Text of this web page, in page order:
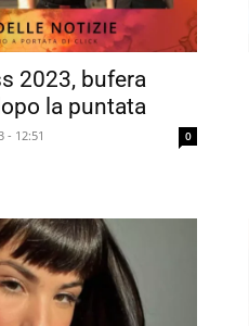
2023, bufera
la puntata
- 12:51 0